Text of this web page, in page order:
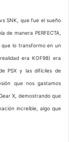
SNK, que fue el sueño
manera PERFECTA,
lo transformo en un
era KOF98) era
PSX y las difíciles de
que nos gastamos
X, demostrando que
increíble, algo que